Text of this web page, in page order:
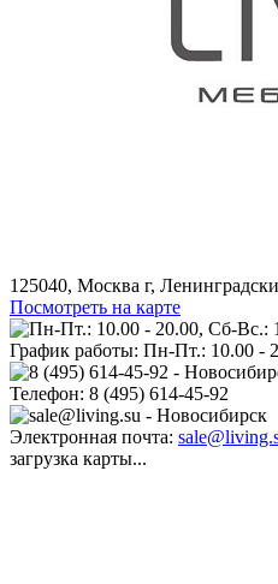
125040, Москва г,
Посмотреть на карте
График работы: Пн-Пт.: 10.00 -
Телефон: 8 (495) 614-45-92
Электронная почта:
загрузка карты...